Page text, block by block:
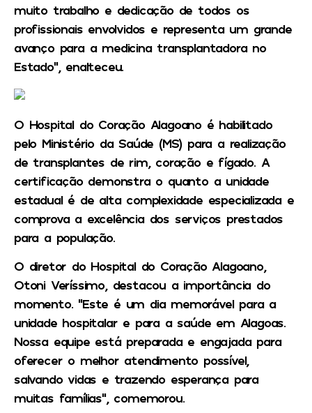
muito trabalho e dedicação de todos os
profissionais envolvidos e representa um grande
avanço para a medicina transplantadora no
Estado”, enalteceu.
O Hospital do Coração Alagoano é habilitado
pelo Ministério da Saúde (MS) para a realização
de transplantes de rim, coração e fígado. A
certificação demonstra o quanto a unidade
estadual é de alta complexidade especializada e
comprova a excelência dos serviços prestados
para a população.
O diretor do Hospital do Coração Alagoano,
Otoni Veríssimo, destacou a importância do
momento. “Este é um dia memorável para a
unidade hospitalar e para a saúde em Alagoas.
Nossa equipe está preparada e engajada para
oferecer o melhor atendimento possível,
salvando vidas e trazendo esperança para
muitas famílias”, comemorou.